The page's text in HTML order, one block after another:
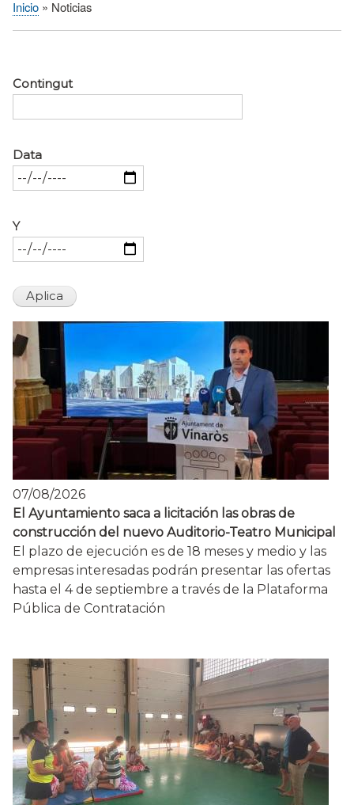
Sobrescribir
ayuda
a
la
Inicio Noticias
Contingut
Data
Y
07/08/2026
El Ayuntamiento saca a licitación las obras de
construcción del nuevo Auditorio-Teatro Municipal
El plazo de ejecución es de 18 meses y medio y las
empresas interesadas podrán presentar las ofertas
hasta el 4 de septiembre a través de la Plataforma
Pública de Contratación